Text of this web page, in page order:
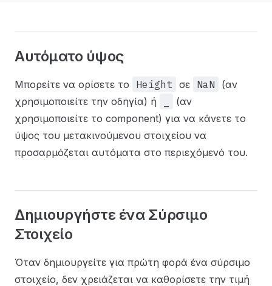
Αυτόματο ύψος
Μπορείτε να ορίσετε το Height σε NaN
(αν
χρησιμοποιείτε την οδηγία) ή
(αν
χρησιμοποιείτε το component) για να κάνετε το
ύψος του μετακινούμενου στοιχείου να
προσαρμόζεται αυτόματα στο περιεχόμενό του.
Δημιουργήστε ένα Σύρσιμο
Στοιχείο
Όταν δημιουργείτε για πρώτη φορά ένα σύρσιμο
στοιχείο, δεν χρειάζεται να καθορίσετε την τιμή